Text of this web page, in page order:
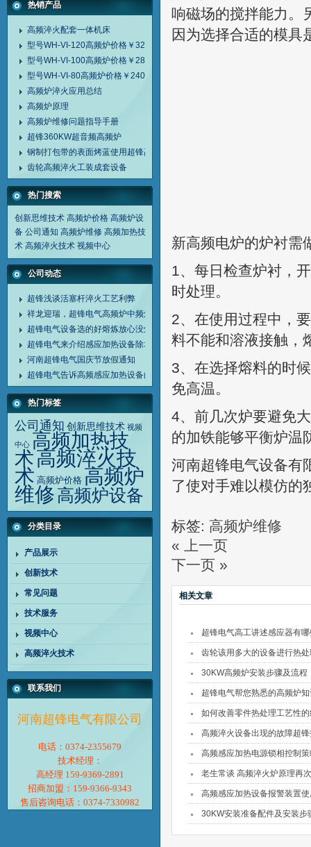
热销产品
高频淬火配套一体机床
型号WH-VI-120高频炉价格￥32000
型号WH-VI-100高频炉价格￥28000
型号WH-VI-80高频炉价格￥24000
高频炉淬火应用总结
高频炉原理
高频炉维修问题指导手册
超锋360KW超音频高频炉
钢制打包带的表面烤蓝使用超锋高频炉
齿轮高频淬火工装成套设备
热门搜索
创新思维技术 高频炉价格 高频炉设
备 公司通知 高频炉维修 高频加热技
术 高频淬火技术 视频中心
公司动态
超锋浅谈活塞杆淬火工艺利弊
祥龙迎瑞，超锋电气高频炉中频炉诚谢客户同行
超锋电气设备选的好熔炼放心没烦恼
超锋电气来介绍感应加热设备除垢剂清洗设备方法
河南超锋电气国庆节放假通知
超锋电气告诉高频感应加热设备的应用范围
热门标签
公司通知 创新思维技术 视频
中心 高频加热技
术高频淬火技
术 高频炉价格 高频炉
维修高频炉设备
分类目录
产品展示
创新技术
常见问题
技术服务
视频中心
高频淬火技术
联系我们
河南超锋电气有限公司
电话：0374-2355679
技术经理：
高经理 159-9369-2891
招商加盟：159-9366-9343
售后咨询电话：0374-7330982
响磁场的搅拌能力。
因为选择合适的模具
新高频电炉的炉衬需
1、每日检查炉衬，
时处理。
2、在使用过程中，
料不能和溶液接触，
3、在选择熔料的时
免高温。
4、前几次炉要避免
的加铁能够平衡炉温
河南超锋电气设备有
了使对手难以模仿的
标签: 高频炉维修
« 上一页
下一页 »
相关文章
超锋电气高工讲述感应器有
齿轮该用多大的设备进行热
30KW高频炉安装步骤及流程
超锋电气帮您熟悉的高频炉
如何改善零件热处理工艺性
高频淬火设备出现的故障超
高频感应加热电源锁相控制
老生常谈 高频淬火炉原理再
高频感应加热设备报警装置
30KW安装准备配件及安装步